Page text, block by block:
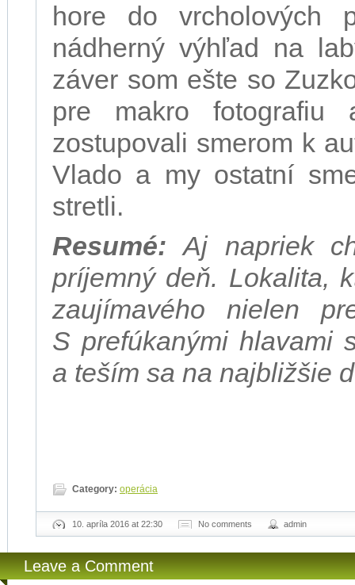
hore do vrcholových
nádherný výhľad na
záver som ešte so
pre makro
zostupovali smerom k
Vlado a my ostatní
stretli.
Resumé: Aj napriek
príjemný deň. Lokalita,
zaujímavého nielen
S prefúkanými hlavami
a teším sa na najbližšie
Category: operácia
10. apríla 2016 at 22:30 No comments admin
Leave a Comment